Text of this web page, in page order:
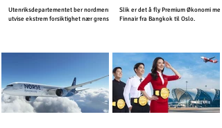
Thailand
Utenriksdepartementet ber nordmenn
utvise ekstrem forsiktighet nær grensen
Slik er det å fly Premium Økonomi med
Finnair fra Bangkok til Oslo.